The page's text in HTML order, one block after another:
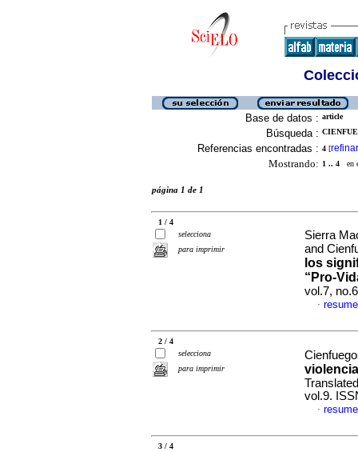
Base de datos : article
Búsqueda :
Referencias encontradas : 4 [refinar
Mostrando: 1 .. 4 en
página 1 de 1
1 / 4
selecciona
para imprimir
Sierra
and
los
“Pro-
vol.7,
·
2 / 4
selecciona
para imprimir
vol.9.
·
3 / 4